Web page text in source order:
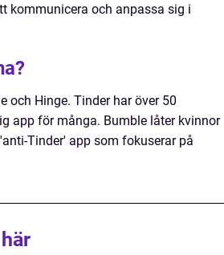
kommunicera och anpassa sig i
och Hinge. Tinder har över 50
app för många. Bumble låter kvinnor
Tinder' app som fokuserar på